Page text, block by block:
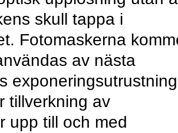
skull tappa i
Fotomaskerna
av nästa
exponeringsutrustning
tillverkning av
upp till och med